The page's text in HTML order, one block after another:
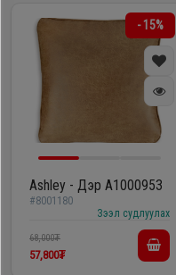
- 15%
Ashley - Дэр A1000953
#8001180
Зээл судлуулах
68,000₮
57,800₮